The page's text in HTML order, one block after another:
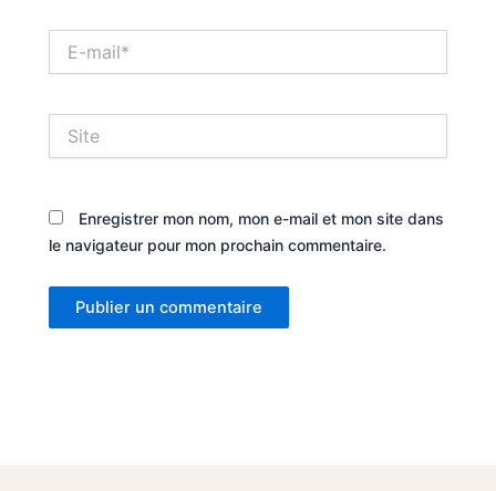
mail*
Enregistrer mon nom, mon e-mail et mon site dans
le navigateur pour mon prochain commentaire.